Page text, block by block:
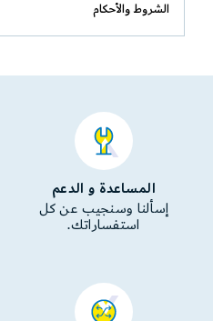
الشروط والأحكام
المساعدة و الدعم
إسألنا وسنجيب عن كل
استفساراتك.